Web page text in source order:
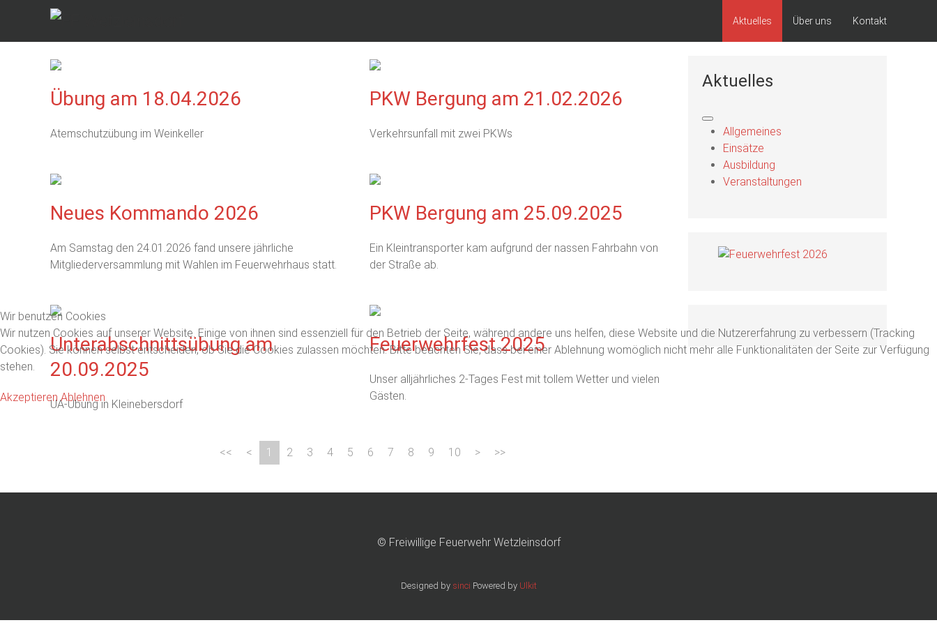
Aktuelles Über uns Kontakt
Übung am 18.04.2026
Atemschutzübung im Weinkeller
PKW Bergung am 21.02.2026
Verkehrsunfall mit zwei PKWs
Neues Kommando 2026
Am Samstag den 24.01.2026 fand unsere jährliche
Mitgliederversammlung mit Wahlen im Feuerwehrhaus statt.
PKW Bergung am 25.09.2025
Ein Kleintransporter kam aufgrund der nassen Fahrbahn von
der Straße ab.
Unterabschnittsübung am
20.09.2025
UA-Übung in Kleinebersdorf
Feuerwehrfest 2025
Unser alljährliches 2-Tages Fest mit tollem Wetter und vielen
Gästen.
1 2 3 4 5 6 7 8 9 10
Aktuelles
Allgemeines
Einsätze
Ausbildung
Veranstaltungen
© Freiwillige Feuerwehr Wetzleinsdorf
Designed by sinci Powered by Ulkit
Wir benutzen Cookies
Wir nutzen Cookies auf unserer Website. Einige von ihnen sind essenziell für den Betrieb der Seite, während andere uns helfen, diese Website und die Nutzererfahrung zu verbessern (Tracking
Cookies). Sie können selbst entscheiden, ob Sie die Cookies zulassen möchten. Bitte beachten Sie, dass bei einer Ablehnung womöglich nicht mehr alle Funktionalitäten der Seite zur Verfügung
stehen.
Akzeptieren Ablehnen